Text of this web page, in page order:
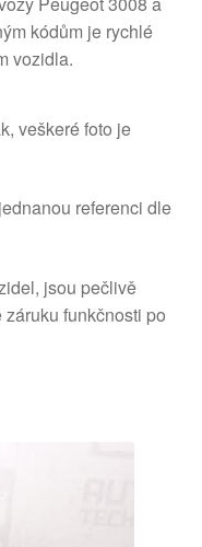
kódům je rychlé
vozidla.
veškeré foto je
referenci dle
jsou pečlivě
funkčnosti po